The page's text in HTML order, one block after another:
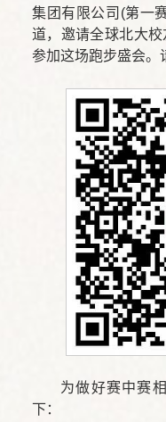
集团有限公司(第一
道，邀请全球北大
参加这场跑步盛会。
为做好赛中赛
下：